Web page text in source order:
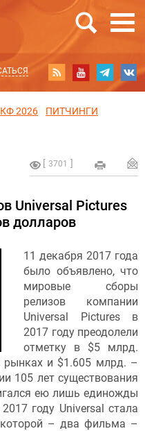
2026
ПИТЧИНГИ
3701
Universal Pictures
долларов
11 декабря 2017 года
было объявлено, что
мировые сборы
релизов компании
Universal Pictures в
2017 году преодолели
отметку в $5 млрд.
и $1.605 млрд. –
105 лет существования
ею лишь единожды
году Universal стала
– два фильма –